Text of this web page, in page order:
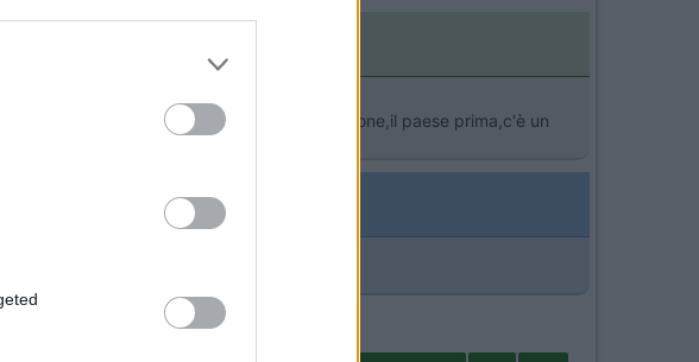
se vuoi essere piu' tranquillo a Valbondione,il paese prima,c'è un